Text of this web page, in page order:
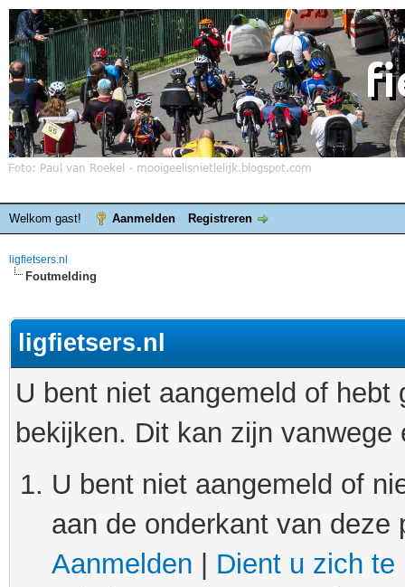
Welkom gast! Aanmelden Registreren
ligfietsers.nl
Foutmelding
ligfietsers.nl
U bent niet aangemeld of
bekijken. Dit kan zijn
U bent niet aangemeld of
aan de onderkant van
Aanmelden
Dient u zich te